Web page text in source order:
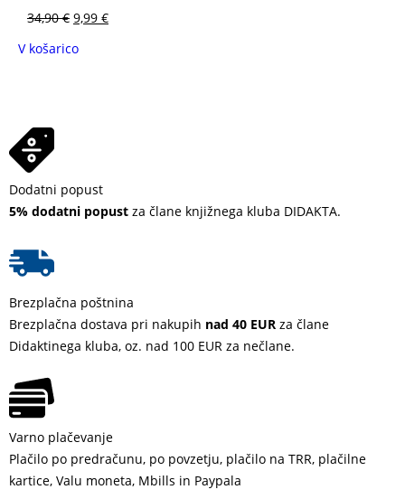
34,90€ 9,99 €
V košarico
Dodatni popust
5% dodatni popust za člane knjižnega kluba DIDAKTA.
Brezplačna poštnina
Brezplačna dostava pri nakupih nad 40 EUR za člane
Didaktinega kluba, oz. nad 100 EUR za nečlane.
Varno plačevanje
Plačilo po predračunu, po povzetju, plačilo na TRR, plačilne
kartice, Valu moneta, Mbills in Paypala